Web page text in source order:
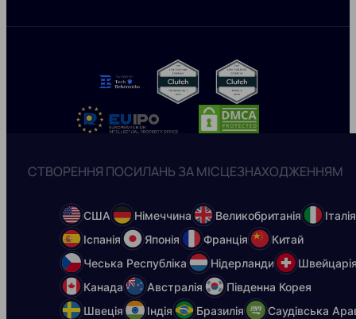
СТВОРЕННЯ ПОСИЛАНЬ ЗА МІСЦЕЗНАХОДЖЕННЯМ
США Німеччина Великобританія
Італія
Іспанія
Японія Франція
Китай
Чеська Республіка
Нідерланди
Канада
Австралія
Південна Корея
Швеція
Індія Бразилія
Саудівська